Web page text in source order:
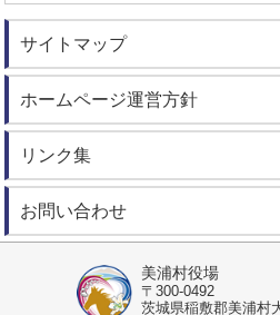
サイトマップ
ホームページ運営方針
リンク集
お問い合わせ
美浦村役場
〒300-0492
茨城県稲敷郡美浦村